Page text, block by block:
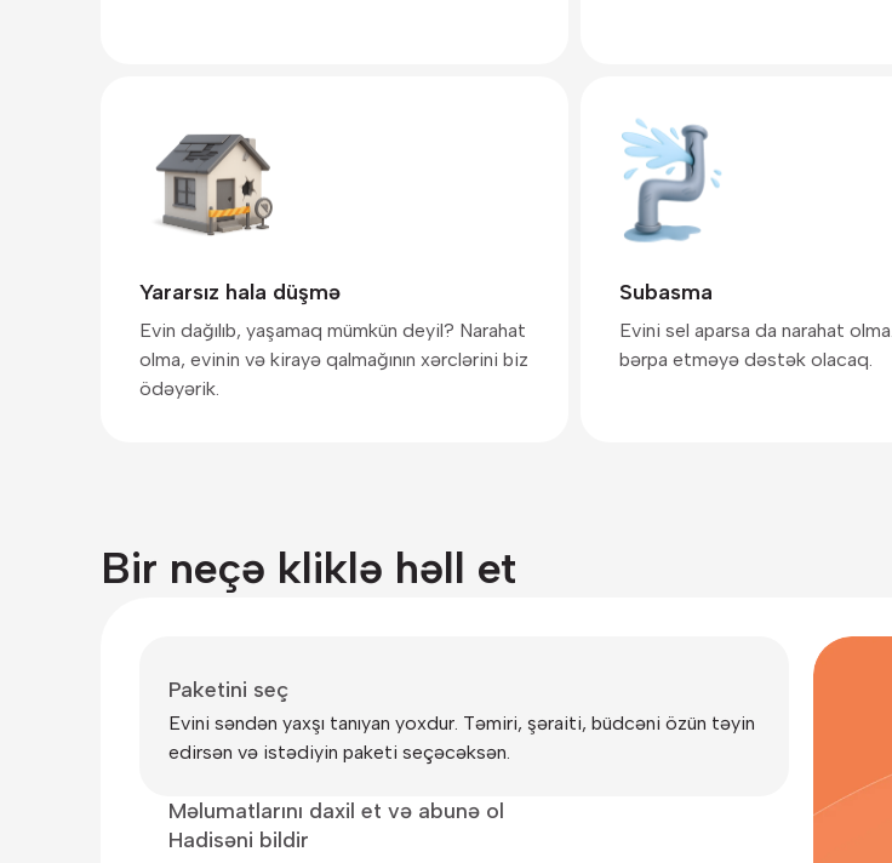
Yararsız hala düşmə
Evin dağılıb, yaşamaq mümkün deyil? Narahat
olma, evinin və kirayə qalmağının xərclərini biz
ödəyərik.
Subasma
Evini sel aparsa da narahat
bərpa etməyə dəstək olacaq.
Bir neçə kliklə həll et
Paketini seç
Evini səndən yaxşı tanıyan yoxdur. Təmiri, şəraiti, büdcəni özün təyin
edirsən və istədiyin paketi seçəcəksən.
Məlumatlarını daxil et və abunə ol
Aktiv telefon nömrəni, şəxsiyyət vəsiqəni, evinin ünvanını daxil
Hadisəni bildir